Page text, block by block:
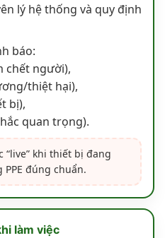
lý hệ thống và quy định
báo:
chết người),
thiệt hại),
bị),
quan trọng).
“live” khi thiết bị đang
đúng chuẩn.
làm việc